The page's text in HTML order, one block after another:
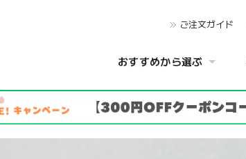
ご注文ガイド
おすすめから選ぶ